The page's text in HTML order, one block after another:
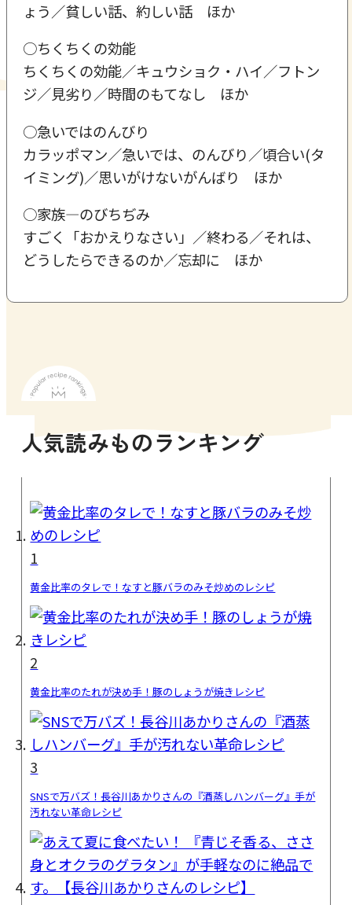
ょう／貧しい話、約しい話 ほか
○ちくちくの効能
ちくちくの効能／キュウショク・ハイ／フトン
ジ／見劣り／時間のもてなし ほか
○急いではのんびり
カラッポマン／急いでは、のんびり／頃合い(タ
イミング)／思いがけないがんばり ほか
○家族―のびちぢみ
すごく「おかえりなさい」／終わる／それは、
どうしたらできるのか／忘却に ほか
人気読みものランキング
1
黄金比率のタレで！なすと豚バラのみそ炒めのレシピ
2
黄金比率のたれが決め手！豚のしょうが焼きレシピ
3
SNSで万バズ！長谷川あかりさんの『酒蒸しハンバーグ』手が
汚れない革命レシピ